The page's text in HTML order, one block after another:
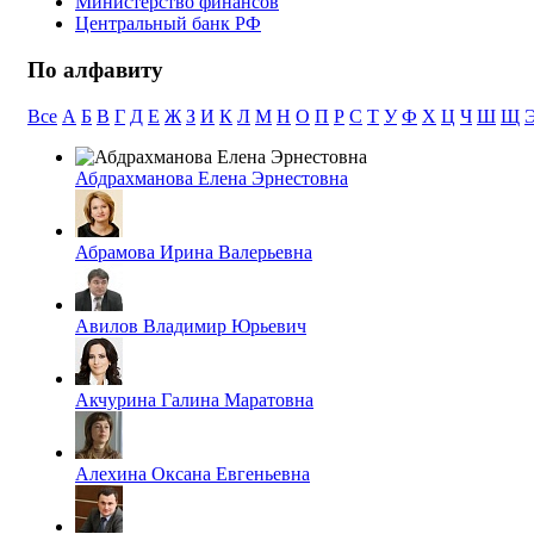
Центральный банк РФ
По алфавиту
Все А Б В Г Д Е Ж З И К Л М Н О П Р С Т У Ф Х Ц Ч Ш Щ
Абдрахманова Елена Эрнестовна
Абрамова Ирина Валерьевна
Авилов Владимир Юрьевич
Акчурина Галина Маратовна
Алехина Оксана Евгеньевна